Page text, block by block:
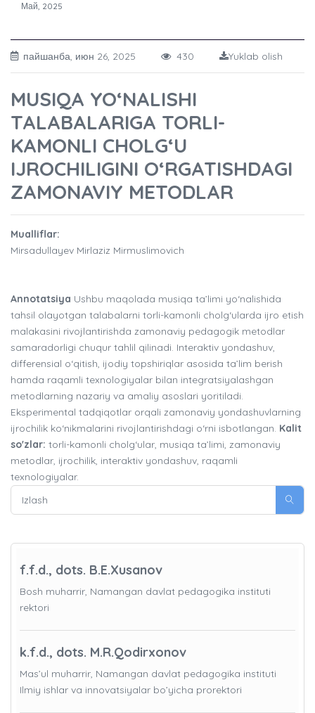
Май, 2025
пайшанба, июн 26, 2025 430 Yuklab olish
MUSIQA YO‘NALISHI
TALABALARIGA TORLI-
KAMONLI CHOLG‘U
IJROCHILIGINI O‘RGATISHDAGI
ZAMONAVIY METODLAR
Mualliflar:
Mirsadullayev Mirlaziz Mirmuslimovich
Annotatsiya Ushbu maqolada musiqa ta’limi yo‘nalishida
tahsil olayotgan talabalarni torli-kamonli cholg‘ularda ijro etish
malakasini rivojlantirishda zamonaviy pedagogik metodlar
samaradorligi chuqur tahlil qilinadi. Interaktiv yondashuv,
differensial o‘qitish, ijodiy topshiriqlar asosida ta’lim berish
hamda raqamli texnologiyalar bilan integratsiyalashgan
metodlarning nazariy va amaliy asoslari yoritiladi.
Eksperimental tadqiqotlar orqali zamonaviy yondashuvlarning
ijrochilik ko‘nikmalarini rivojlantirishdagi o‘rni isbotlangan. Kalit
so'zlar: torli-kamonli cholg‘ular, musiqa ta’limi, zamonaviy
metodlar, ijrochilik, interaktiv yondashuv, raqamli
texnologiyalar.
f.f.d., dots. B.E.Xusanov
Bosh muharrir, Namangan davlat pedagogika instituti
rektori
k.f.d., dots. M.R.Qodirxonov
Mas’ul muharrir, Namangan davlat pedagogika instituti
Ilmiy ishlar va innovatsiyalar bo’yicha prorektori